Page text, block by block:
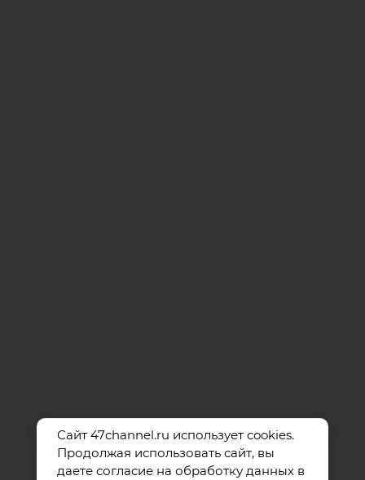
Сайт 47channel.ru использует cookies.
Продолжая использовать сайт, вы
даете согласие на обработку данных в